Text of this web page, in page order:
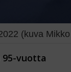
(kuva
vuotta